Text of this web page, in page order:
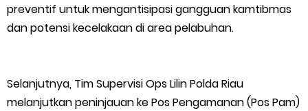
preventif untuk mengantisipasi gangguan kamtibmas
dan potensi kecelakaan di area pelabuhan.
Selanjutnya, Tim Supervisi Ops Lilin Polda Riau
melanjutkan peninjauan ke Pos Pengamanan (Pos Pam)